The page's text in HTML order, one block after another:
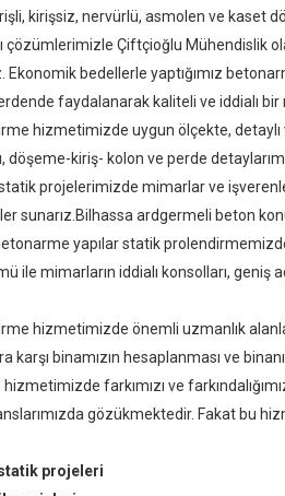
kirişsiz, nervürlü, asmolen ve kaset
çözümlerimizle Çiftçioğlu Mühendislik
bedellerle yaptığımız
faydalanarak kaliteli ve iddialı
hizmetimizde uygun ölçekte, detaylı
döşeme-kiriş- kolon ve perde
projelerimizde mimarlar ve
ardgermeli beton
yapılar statik
mimarların iddialı konsolları, geniş
hizmetimizde önemli uzmanlık
karşı binamızın hesaplanması ve
farkımızı ve
gözükmektedir. Fakat bu
statik projeleri